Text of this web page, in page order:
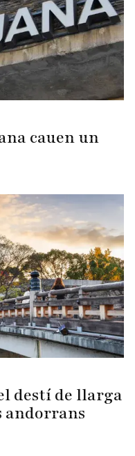
cauen un
destí de llarga
andorrans